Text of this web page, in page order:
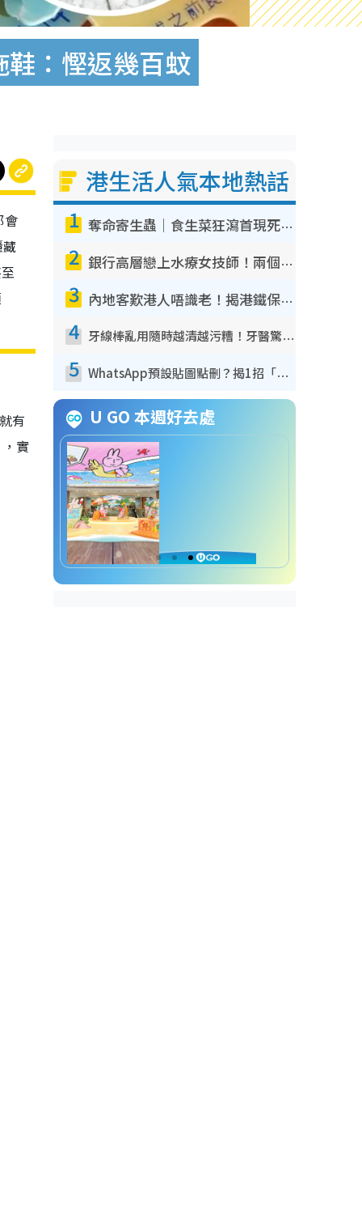
：慳返幾百蚊
會
有
實
港生活人氣本地熱話
1 奪命寄生蟲｜食生菜狂瀉首現死者！疫潮惡化錄1.8萬宗病例 揭洗菜3大謬誤
2 銀行高層戀上水療女技師！兩個月借128萬驚覺「沉船」沉落火海 揭背後疑似邪教操控賣淫
3 內地客歎港人唔識老！揭港鐵保鮮級冷氣 港人求放過：咪投訴
4 牙線棒亂用隨時越清越污糟！牙醫驚揭盲目過戶細菌恐致蛀牙：呢種先係日常真保養
5 WhatsApp預設貼圖點刪？揭1招「反向操作」還原簡潔介面 附3步實測教學
U GO 本週好去處